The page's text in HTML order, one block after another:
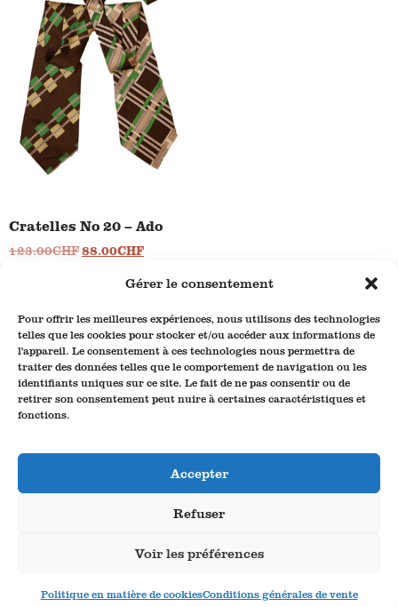
Gérer le consentement
Pour offrir les meilleures expériences, nous utilisons des technologies
telles que les cookies pour stocker et/ou accéder aux informations de
l'appareil. Le consentement à ces technologies nous permettra de
traiter des données telles que le comportement de navigation ou les
identifiants uniques sur ce site. Le fait de ne pas consentir ou de
retirer son consentement peut nuire à certaines caractéristiques et
fonctions.
Accepter
Refuser
Voir les préférences
Politique en matière de cookiesConditions générales de vente
Cratelles No 20 – Ado
123.00CHF88.00CHF
Coordonnées
Bébert Plonk & Replonk – Titulaire Froidevaux
Rue des Granges 9
Mentions légales
Conditions générales de vente
Politique de confidentialité
Crédits: © Bébert Plonk & Replonk 2025